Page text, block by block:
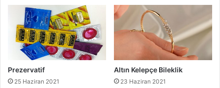
Prezervatif
25 Haziran 2021
Altın Kelepçe Bileklik
23 Haziran 2021